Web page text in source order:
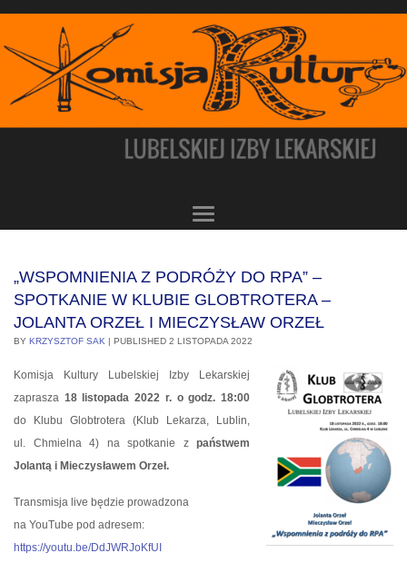
„WSPOMNIENIA Z PODRÓŻY DO RPA” –
SPOTKANIE W KLUBIE GLOBTROTERA –
JOLANTA ORZEŁ I MIECZYSŁAW ORZEŁ
BY KRZYSZTOF SAK | PUBLISHED 2 LISTOPADA 2022
Komisja Kultury Lubelskiej Izby Lekarskiej
zaprasza 18 listopada 2022 r. o godz. 18:00
do Klubu Globtrotera (Klub Lekarza, Lublin,
ul. Chmielna 4) na spotkanie z państwem
Jolantą i Mieczysławem Orzeł.
Transmisja live będzie prowadzona
na YouTube pod adresem:
https://youtu.be/DdJWRJoKfUI